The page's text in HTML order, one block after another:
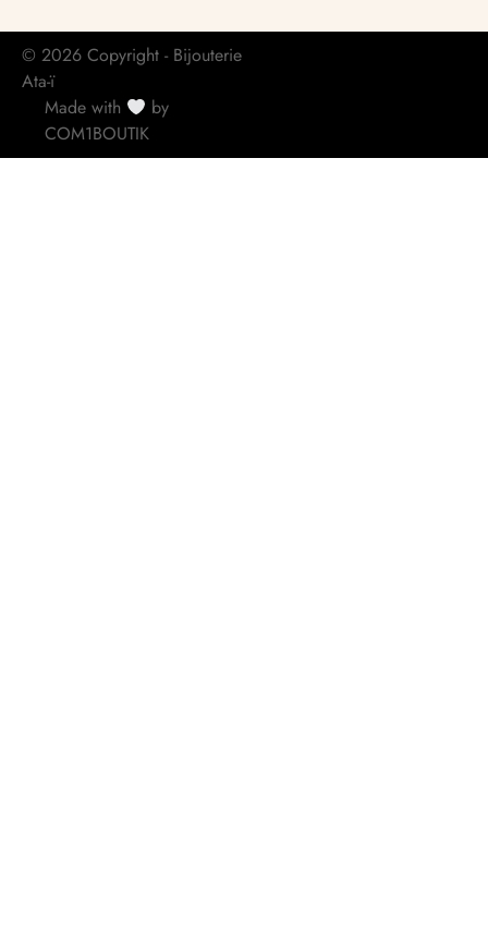
© 2026 Copyright - Bijouterie
Ata-ï
Made with
by
COM1BOUTIK